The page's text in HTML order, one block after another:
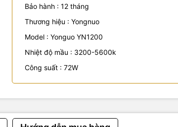
Bảo hành : 12 tháng
Thương hiệu : Yongnuo
Model : Yonguo YN1200
Nhiệt độ mầu : 3200-5600k
Công suất : 72W